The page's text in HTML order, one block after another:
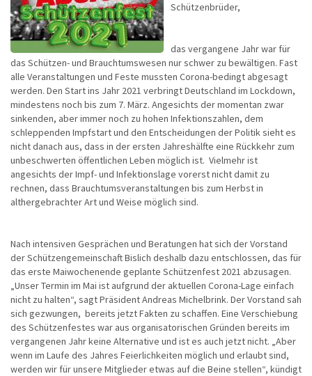
Schützenbrüder,
das vergangene Jahr war für
das Schützen- und Brauchtumswesen nur schwer zu bewältigen. Fast
alle Veranstaltungen und Feste mussten Corona-bedingt abgesagt
werden. Den Start ins Jahr 2021 verbringt Deutschland im Lockdown,
mindestens noch bis zum 7. März. Angesichts der momentan zwar
sinkenden, aber immer noch zu hohen Infektionszahlen, dem
schleppenden Impfstart und den Entscheidungen der Politik sieht es
nicht danach aus, dass in der ersten Jahreshälfte eine Rückkehr zum
unbeschwerten öffentlichen Leben möglich ist. Vielmehr ist
angesichts der Impf- und Infektionslage vorerst nicht damit zu
rechnen, dass Brauchtumsveranstaltungen bis zum Herbst in
althergebrachter Art und Weise möglich sind.
Nach intensiven Gesprächen und Beratungen hat sich der Vorstand
der Schützengemeinschaft Bislich deshalb dazu entschlossen, das für
das erste Maiwochenende geplante Schützenfest 2021 abzusagen.
„Unser Termin im Mai ist aufgrund der aktuellen Corona-Lage einfach
nicht zu halten“, sagt Präsident Andreas Michelbrink. Der Vorstand sah
sich gezwungen, bereits jetzt Fakten zu schaffen. Eine Verschiebung
des Schützenfestes war aus organisatorischen Gründen bereits im
vergangenen Jahr keine Alternative und ist es auch jetzt nicht. „Aber
wenn im Laufe des Jahres Feierlichkeiten möglich und erlaubt sind,
werden wir für unsere Mitglieder etwas auf die Beine stellen“, kündigt